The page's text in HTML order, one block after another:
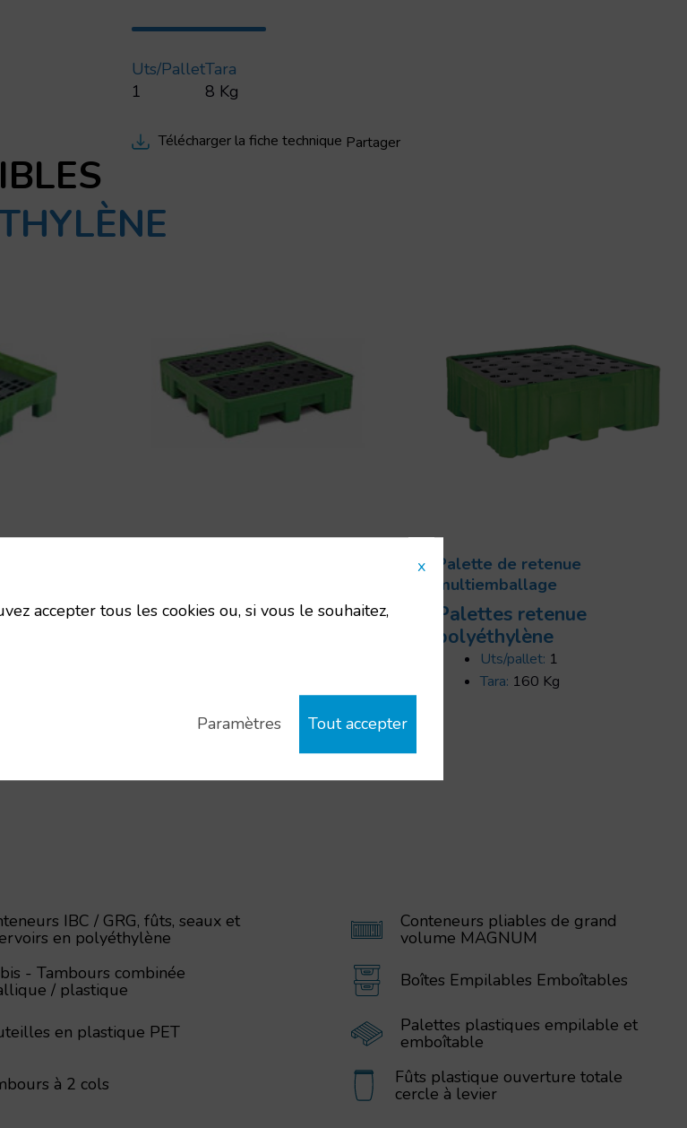
Uts/pallet
1
Tara
8 Kg
Télécharger la fiche technique Partager
Palettes retenue
Palette de retenue
multiemballage
Palettes retenue
polyéthylène
Uts/pallet: 1
Tara: 160 Kg
IBC / GRG, fûts, seaux et
en polyéthylène
Conteneurs pliables de grand
volume MAGNUM
- Tambours combinée
/ plastique Boîtes Empilables Emboîtables
en plastique PET Palettes plastiques empilable et
emboîtable
à 2 cols Fûts plastique ouverture totale
cercle à levier
accepter tous les cookies ou, si vous le souhaitez,
x
Tout accepter
Paramètres